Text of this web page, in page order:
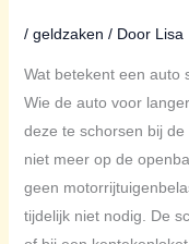
/ geldzaken / Door Lisa
Wat betekent een auto
Wie de auto voor
deze te schorsen bij
niet meer op de
geen
tijdelijk niet nodig. De